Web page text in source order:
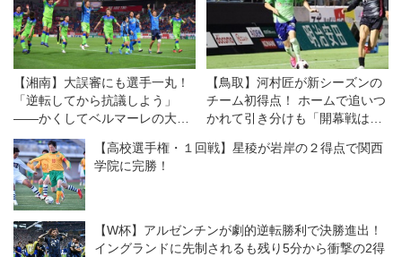
【湘南】大誤審にも選手一丸！
「逆転してから抗議しよう」
――かくしてベルマーレの大逆
転は起こった
【鳥取】河村匠が新シーズンの
チーム初得点！ ホームで追いつ
かれて引き分けも「開幕戦は38
ではない」
【高校選手権・１回戦】星稜が岩岸の２得点で関西
学院に完勝！
【W杯】アルゼンチンが劇的逆転勝利で決勝進出！
イングランドに先制されるも残り5分から衝撃の2得